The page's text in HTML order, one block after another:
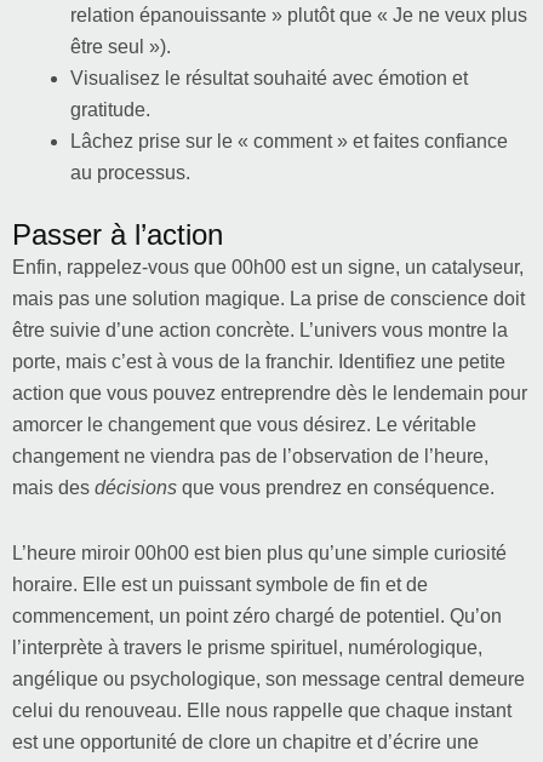
relation épanouissante » plutôt que « Je ne veux plus
être seul »).
Visualisez le résultat souhaité avec émotion et
gratitude.
Lâchez prise sur le « comment » et faites confiance
au processus.
Passer à l’action
Enfin, rappelez-vous que 00h00 est un signe, un catalyseur,
mais pas une solution magique. La prise de conscience doit
être suivie d’une action concrète. L’univers vous montre la
porte, mais c’est à vous de la franchir. Identifiez une petite
action que vous pouvez entreprendre dès le lendemain pour
amorcer le changement que vous désirez. Le véritable
changement ne viendra pas de l’observation de l’heure,
mais des décisions que vous prendrez en conséquence.
L’heure miroir 00h00 est bien plus qu’une simple curiosité
horaire. Elle est un puissant symbole de fin et de
commencement, un point zéro chargé de potentiel. Qu’on
l’interprète à travers le prisme spirituel, numérologique,
angélique ou psychologique, son message central demeure
celui du renouveau. Elle nous rappelle que chaque instant
est une opportunité de clore un chapitre et d’écrire une